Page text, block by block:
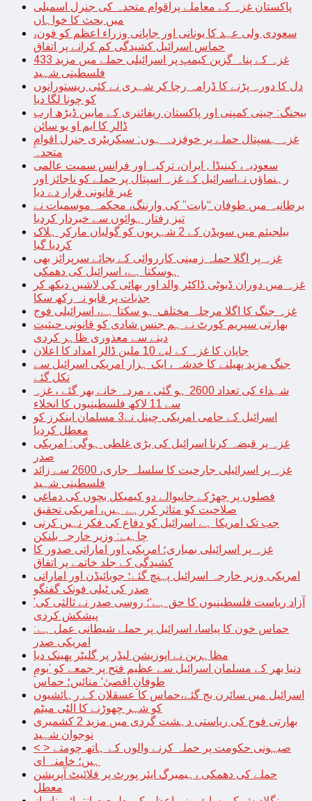
پاکستان غزہ کے معاملے پراقوام متحدہ کی جنرل اسمبلی
میں بحث کا خواہاں
سعودی ولی عہد کا یونانی اور جاپانی وزراء اعظم کو فون،
حماس اسرائیل کشیدگی کم کرانے پر اتفاق
غزہ کے پناہ گزین کیمپ پر اسرائیلی حملے میں مزید 433
فلسطینی شہید
دل کا دورہ پڑنے کا ڈرامہ رچا کر شہری نے کئی ریستورانوں
کو چونا لگا دیا
بیجنگ: چینی کمپنی اور پاکستان ریفائنری کے مابین ڈیڑھ ارب
ڈالر کا ایم او یو سائن
غزہ ہسپتال حملے پر خوفزدہ ہوں: سیکریٹری جنرل اقوامِ
متحدہ
سعودیہ، کینیڈا , ایران، ترکیہ اور فرانس سمیت عالمی
رہنماؤں نےاسرائیل کے غزہ اسپتال پر حملے کو ناجائز اور
غیر قانونی قرار دے دیا
برطانیہ میں طوفان “بابت” کی وارننگ، محکمہ موسمیات نے
تیز رفتار ہوائوں سے خبردار کردیا
بیلجیئم میں سویڈن کے 2 شہریوں کو گولیاں مارکر ہلاک
کردیا گیا
غزہ پر اگلا حملہ زمینی کارروائی کے بجائے سرپرائز بھی
ہوسکتا ہے، اسرائیل کی دھمکی
غزہ میں دوران ڈیوٹی ڈاکٹر والد اور بھائی کی لاشیں دیکھ کر
جذبات پر قابو نہ رکھ سکا
غزہ جنگ کا اگلا مرحلہ مختلف ہو سکتا ہے، اسرائیلی فوج
بھارتی سپریم کورٹ نے ہم جنس شادی کو قانونی حیثیت
دینے سے معذوری ظاہر کردی
جاپان کا غزہ کے لیے 10 ملین ڈالر امداد کا اعلان
جنگ مزید پھیلنے کا خدشہ ، ایک ہزار امریکی اسرائیل سے
نکل گئے
شہداء کی تعداد 2600 ہو گئی ، مردہ خانے بھر گئے ، غزہ
سے 11 لاکھ فلسطینیوں کا انخلاء
اسرائیل کے حامی امریکی چینل نے3 مسلمان اینکرز کو
معطل کردیا
غزہ پر قبضہ کرنا اسرائیل کی بڑی غلطی ہوگی: امریکی
صدر
غزہ پر اسرائیلی جارحیت کا سلسلہ جاری، 2600 سے زائد
فلسطینی شہید
فصلوں پر چھڑکے جانیوالے دو کیمیکل بچوں کی دماغی
صلاحیت کو متاثر کررہے ہیں، امریکی تحقیق
جب تک امریکا ہے اسرائیل کو دفاع کی فکر نہیں کرنی
چاہیے: وزیر خارجہ بلنکن
غزہ پر اسرائیلی بمباری؛ امریکی اور اماراتی صدور کا
کشیدگی کے جلد خاتمے پر اتفاق
امریکی وزیر خارجہ اسرائیل پہنچ گئے؛ جوبائیڈن اور اماراتی
صدر کی ٹیلی فونک گفتگو
’آزاد ریاست فلسطینیوں کا حق ہے‘؛ روسی صدر نے ثالثی کی
پیشکش کردی
حماس خون کا پیاسا، اسرائیل پر حملے شیطانی عمل ہے:
امریکی صدر
مظاہرین نے اپوزیشن لیڈر پر گلیٹر پھینک دیا
دنیا بھر کے مسلمان اسرائیل سے عظیم فتح پر جمعے کو ’یومِ
طوفانِ اقصیٰ‘ منائیں؛ حماس
اسرائیل میں سائرن بج گئے،حماس کا عسقلان کے رہائشیوں
کو شہر چھوڑنے کا الٹی میٹم
بھارتی فوج کی ریاستی دہشت گردی میں مزید 2 کشمیری
نوجوان شہید
< > صیہونی حکومت پر حملہ کرنے والوں کے ہاتھ چومتے
ہیں؛ خامنہ ای
حملے کی دھمکی ،ہیمبرگ ایئر پورٹ پر فلائیٹ آپریشن
معطل